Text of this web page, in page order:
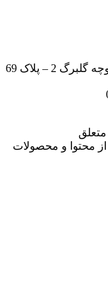
آدرس: کرج – میدان والفجر – خیابان یکتا – کوچه گلبرگ 2 – پلاک 69
و محصولات